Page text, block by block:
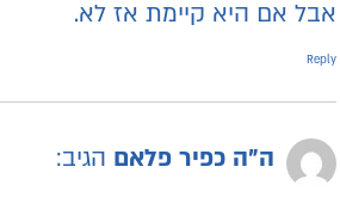
אם היא קיימת אז לא.
ה"ה כפיר פלאם הגיב: